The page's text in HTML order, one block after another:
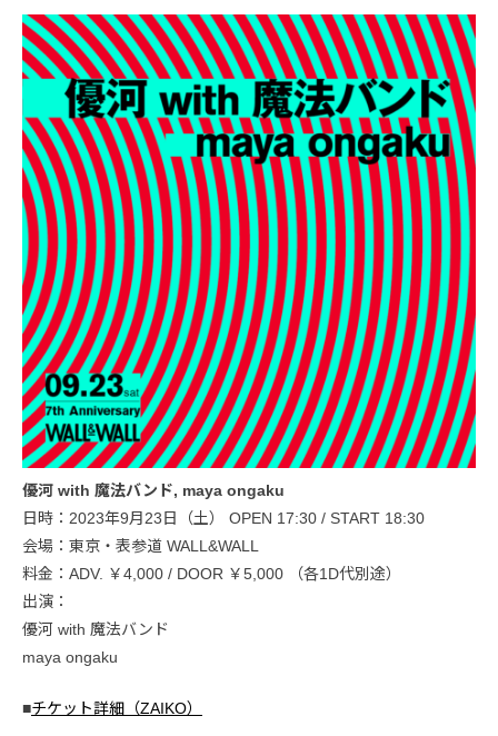
優河 with 魔法バンド, maya ongaku
日時：2023年9月23日（土） OPEN 17:30 / START 18:30
会場：東京・表参道 WALL&WALL
料金：ADV. ￥4,000 / DOOR ￥5,000 （各1D代別途）
出演：
優河 with 魔法バンド
maya ongaku
■チケット詳細（ZAIKO）